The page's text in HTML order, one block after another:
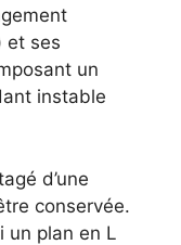
et ses
un
instable
d’une
conservée.
un plan en L